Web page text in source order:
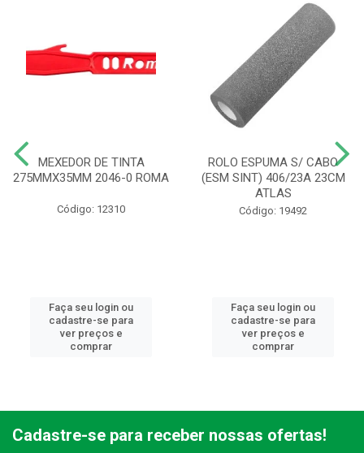
MEXEDOR DE TINTA
275MMX35MM 2046-0 ROMA
Código: 12310
Faça seu login ou
cadastre-se para
ver preços e
comprar
ROLO ESPUMA S/ CABO
(ESM SINT) 406/23A 23CM
ATLAS
Código: 19492
Faça seu login ou
cadastre-se para
ver preços e
comprar
Cadastre-se para receber nossas ofertas!